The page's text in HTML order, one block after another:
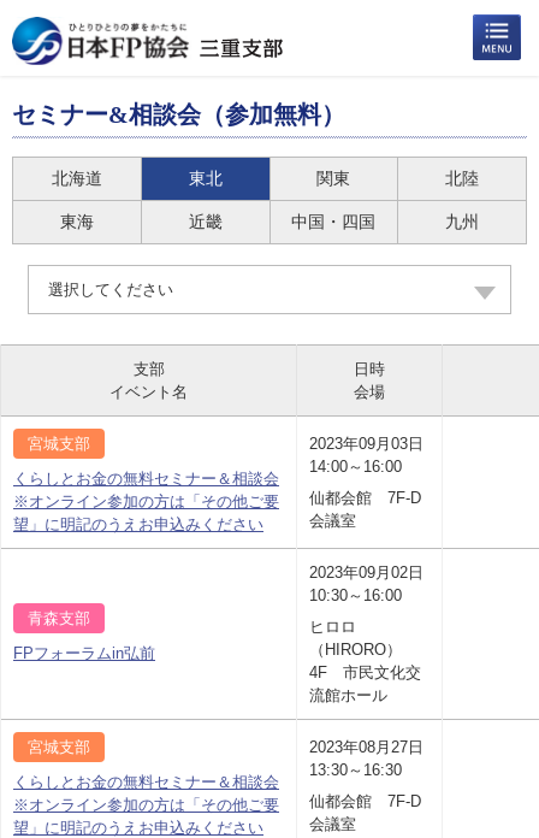
セミナー&相談会（参加無料）
北海道 東北 関東 北陸
東海 近畿 中国・四国 九州
選択してください
支部
イベント名
日時
会場
宮城支部
くらしとお金の無料セミナー＆相談会
※オンライン参加の方は「その他ご要
望」に明記のうえお申込みください
2023年09月03日
14:00～16:00
仙都会館 7F-D
会議室
青森支部
FPフォーラムin弘前
2023年09月02日
10:30～16:00
ヒロロ
（HIRORO）
4F 市民文化交
流館ホール
宮城支部
くらしとお金の無料セミナー＆相談会
※オンライン参加の方は「その他ご要
望」に明記のうえお申込みください
2023年08月27日
13:30～16:30
仙都会館 7F-D
会議室